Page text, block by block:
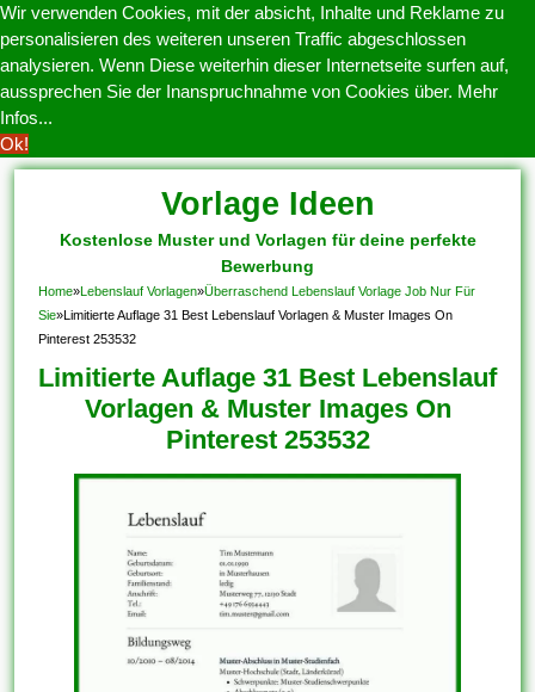
Wir verwenden Cookies, mit der absicht, Inhalte und Reklame zu
personalisieren des weiteren unseren Traffic abgeschlossen
analysieren. Wenn Diese weiterhin dieser Internetseite surfen auf,
aussprechen Sie der Inanspruchnahme von Cookies über. Mehr
Infos...
Ok!
Vorlage Ideen
Kostenlose Muster und Vorlagen für deine perfekte
Bewerbung
Home»Lebenslauf Vorlagen»Überraschend Lebenslauf Vorlage Job Nur Für
Sie»Limitierte Auflage 31 Best Lebenslauf Vorlagen & Muster Images On
Pinterest 253532
Limitierte Auflage 31 Best Lebenslauf
Vorlagen & Muster Images On
Pinterest 253532